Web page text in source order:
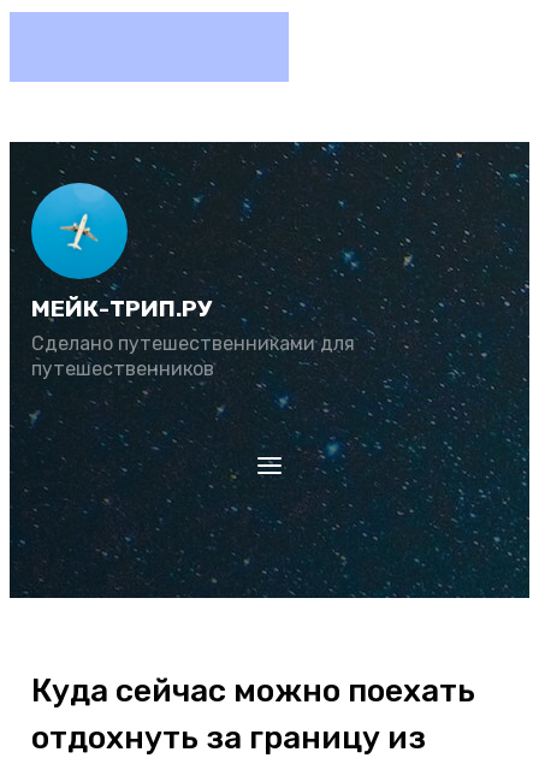
МЕЙК-ТРИП.РУ
Сделано путешественниками для
путешественников
Куда сейчас можно поехать
отдохнуть за границу из